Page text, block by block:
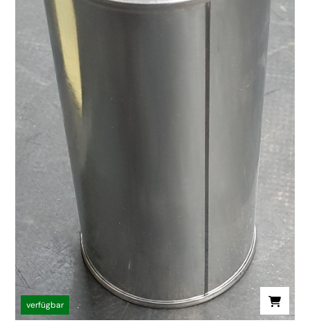
verfügbar